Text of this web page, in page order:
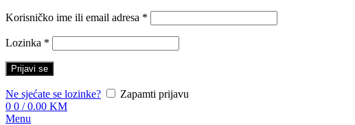
Korisničko ime ili email adresa *
Lozinka *
Prijavi se
Ne sjećate se lozinke?
Zapamti prijavu
0 0 / 0.00 KM
Menu